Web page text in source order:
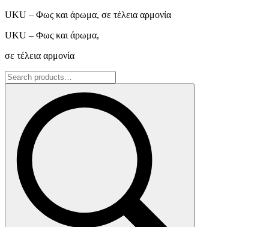
UKU – Φως και άρωμα, σε τέλεια αρμονία
UKU – Φως και άρωμα,
σε τέλεια αρμονία